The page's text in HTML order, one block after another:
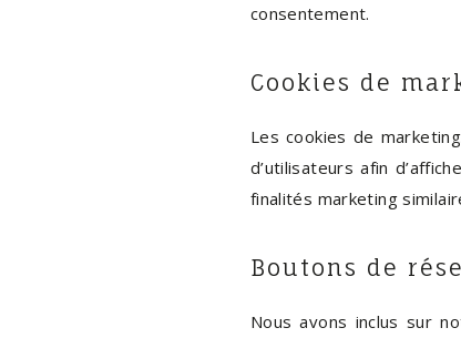
consentement.
Cookies de
Les cookies de
d’utilisateurs afin
finalités marketing
Boutons de
Nous avons inclus sur